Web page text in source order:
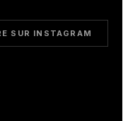
SUR INSTAGRAM